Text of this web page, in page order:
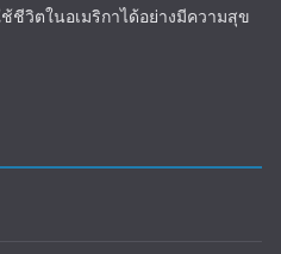
ชีวิตในอเมริกาได้อย่างมีความสุข